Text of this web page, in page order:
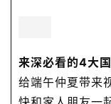
来深必看的4大
给端午仲夏带来